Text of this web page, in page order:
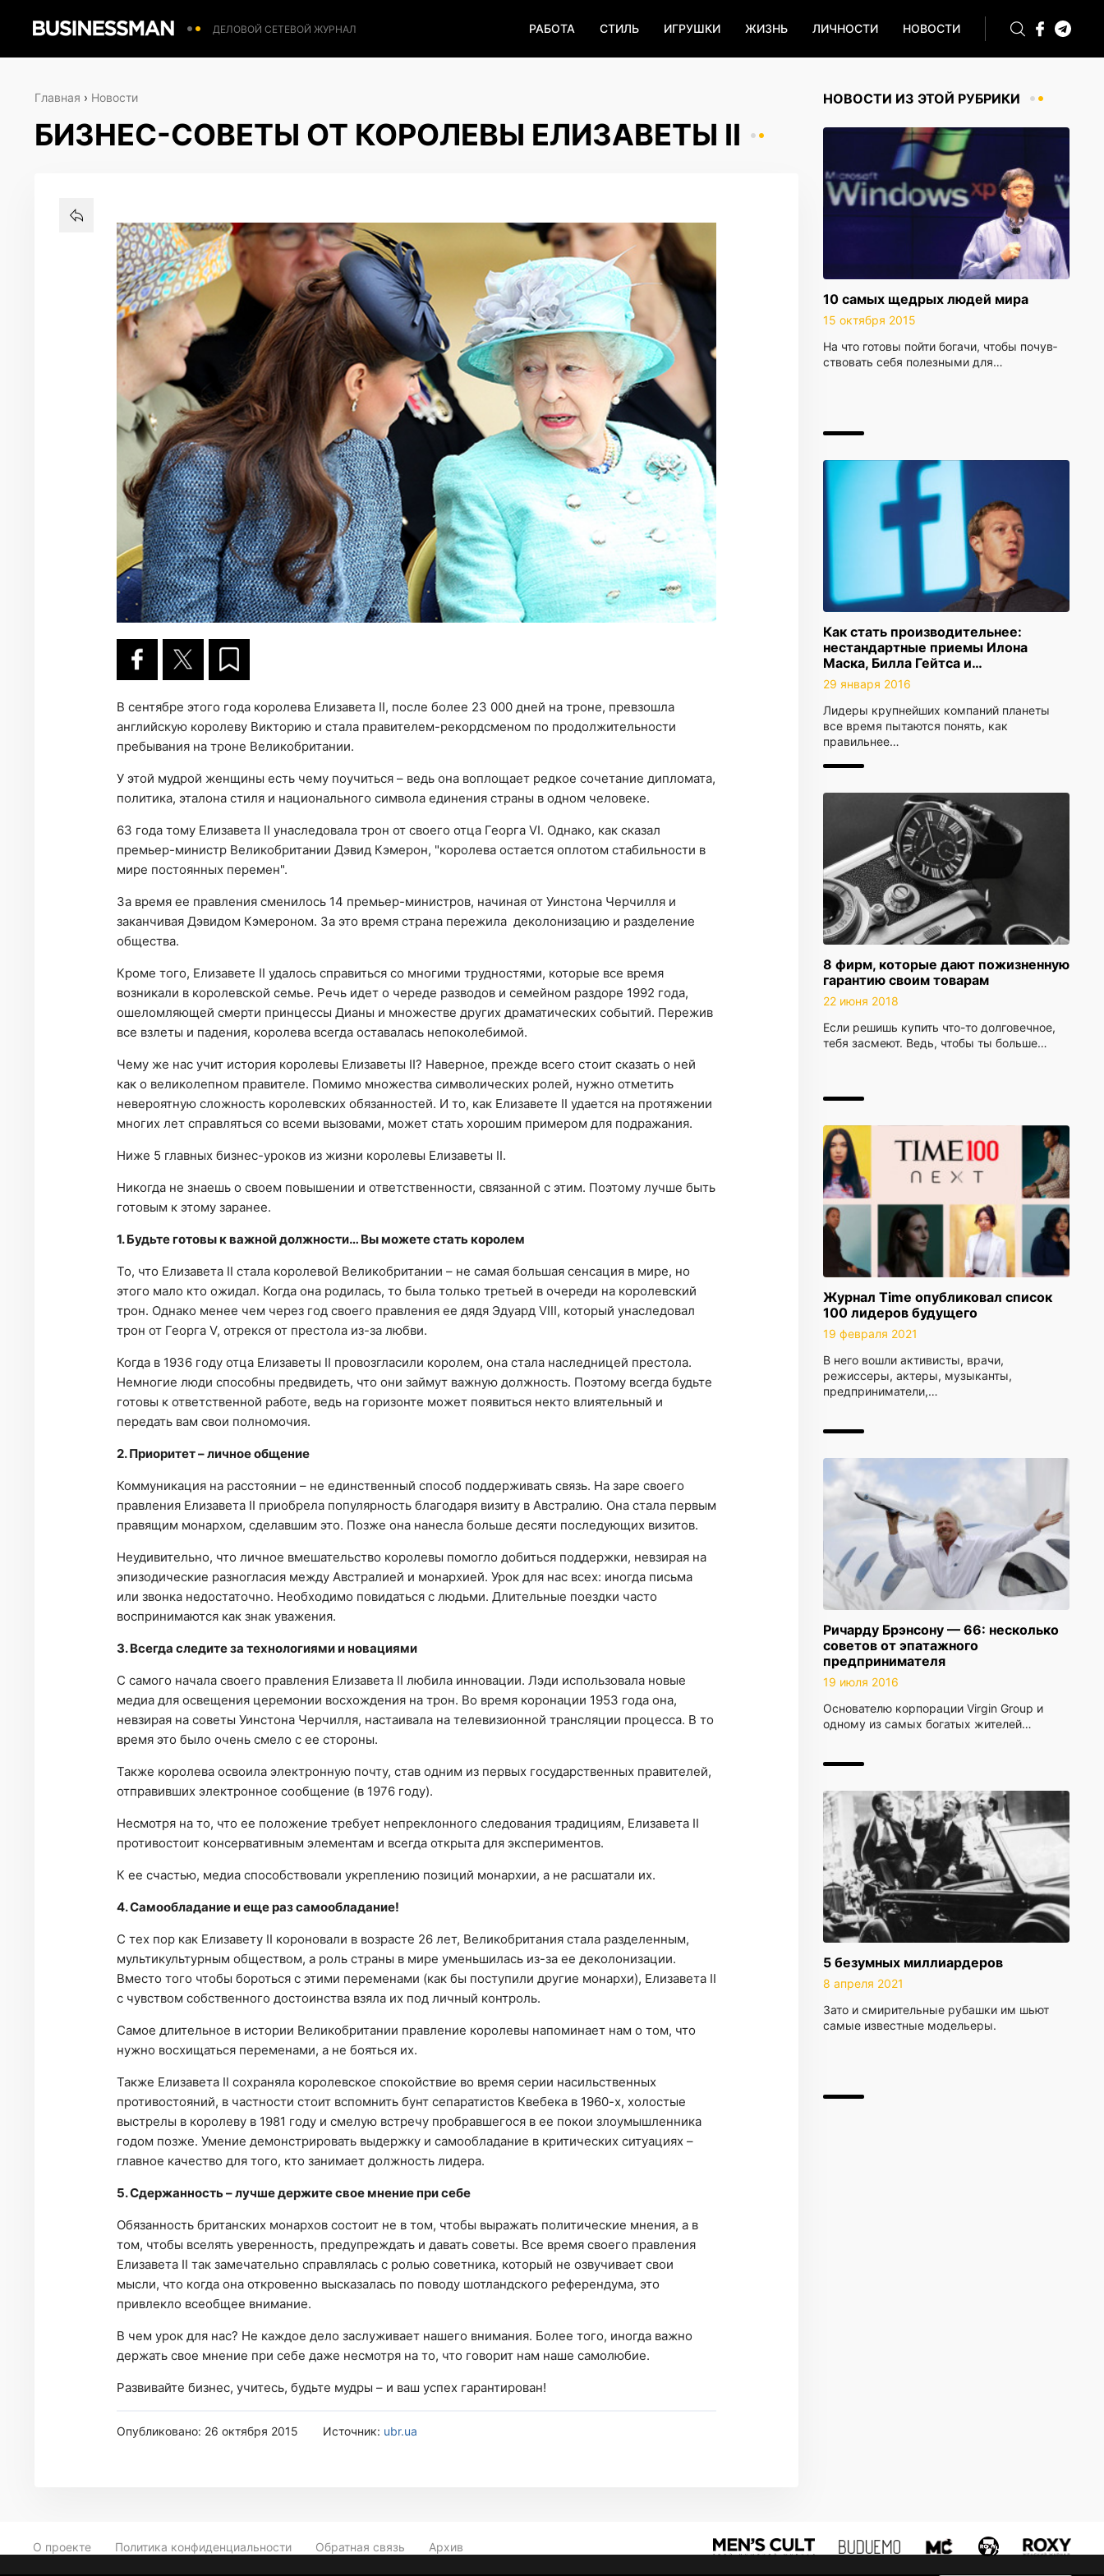
ДЕЛОВОЙ СЕТЕВОЙ ЖУРНАЛ РАБОТА СТИЛЬ ИГРУШКИ ЖИЗНЬ ЛИЧНОСТИ НОВОСТИ
НОВОСТИ ИЗ ЭТОЙ РУБРИКИ
10 самых щедрых людей мира
15 октября 2015
На что го­то­вы пойти бо­га­чи, чтобы по­чув­
ство­вать себя по­лез­ны­ми для…
Как стать производительнее:
нестандартные приемы Илона
Маска, Билла Гейтса и…
29 января 2016
Лидеры крупнейших компаний планеты
все время пытаются понять, как
правильнее…
8 фирм, которые дают пожизненную
гарантию своим товарам
22 июня 2018
Если решишь купить что-то долговечное,
тебя засмеют. Ведь, чтобы ты больше…
Журнал Time опубликовал список
100 лидеров будущего
19 февраля 2021
В него вошли активисты, врачи,
режиссеры, актеры, музыканты,
предприниматели,…
Ричарду Брэнсону — 66: несколько
советов от эпатажного
предпринимателя
19 июля 2016
Основателю корпорации Virgin Group и
одному из самых богатых жителей…
5 безумных миллиардеров
8 апреля 2021
Зато и смирительные рубашки им шьют
самые известные модельеры.
Главная › Новости
БИЗНЕС-СОВЕТЫ ОТ КОРОЛЕВЫ ЕЛИЗАВЕТЫ II
В сентябре этого года королева Елизавета II, после более 23 000 дней на троне, превзошла
английскую королеву Викторию и стала правителем-рекордсменом по продолжительности
пребывания на троне Великобритании.
У этой мудрой женщины есть чему поучиться – ведь она воплощает редкое сочетание дипломата,
политика, эталона стиля и национального символа единения страны в одном человеке.
63 года тому Елизавета II унаследовала трон от своего отца Георга VI. Однако, как сказал
премьер-министр Великобритании Дэвид Кэмерон, "королева остается оплотом стабильности в
мире постоянных перемен".
За время ее правления сменилось 14 премьер-министров, начиная от Уинстона Черчилля и
заканчивая Дэвидом Кэмероном. За это время страна пережила деколонизацию и разделение
общества.
Кроме того, Елизавете II удалось справиться со многими трудностями, которые все время
возникали в королевской семье. Речь идет о череде разводов и семейном раздоре 1992 года,
ошеломляющей смерти принцессы Дианы и множестве других драматических событий. Пережив
все взлеты и падения, королева всегда оставалась непоколебимой.
Чему же нас учит история королевы Елизаветы II? Наверное, прежде всего стоит сказать о ней
как о великолепном правителе. Помимо множества символических ролей, нужно отметить
невероятную сложность королевских обязанностей. И то, как Елизавете II удается на протяжении
многих лет справляться со всеми вызовами, может стать хорошим примером для подражания.
Ниже 5 главных бизнес-уроков из жизни королевы Елизаветы II.
Никогда не знаешь о своем повышении и ответственности, связанной с этим. Поэтому лучше быть
готовым к этому заранее.
1. Будьте готовы к важной должности… Вы можете стать королем
То, что Елизавета II стала королевой Великобритании – не самая большая сенсация в мире, но
этого мало кто ожидал. Когда она родилась, то была только третьей в очереди на королевский
трон. Однако менее чем через год своего правления ее дядя Эдуард VIII, который унаследовал
трон от Георга V, отрекся от престола из-за любви.
Когда в 1936 году отца Елизаветы II провозгласили королем, она стала наследницей престола.
Немногие люди способны предвидеть, что они займут важную должность. Поэтому всегда будьте
готовы к ответственной работе, ведь на горизонте может появиться некто влиятельный и
передать вам свои полномочия.
2. Приоритет – личное общение
Коммуникация на расстоянии – не единственный способ поддерживать связь. На заре своего
правления Елизавета II приобрела популярность благодаря визиту в Австралию. Она стала первым
правящим монархом, сделавшим это. Позже она нанесла больше десяти последующих визитов.
Неудивительно, что личное вмешательство королевы помогло добиться поддержки, невзирая на
эпизодические разногласия между Австралией и монархией. Урок для нас всех: иногда письма
или звонка недостаточно. Необходимо повидаться с людьми. Длительные поездки часто
воспринимаются как знак уважения.
3. Всегда следите за технологиями и новациями
С самого начала своего правления Елизавета II любила инновации. Лэди использовала новые
медиа для освещения церемонии восхождения на трон. Во время коронации 1953 года она,
невзирая на советы Уинстона Черчилля, настаивала на телевизионной трансляции процесса. В то
время это было очень смело с ее стороны.
Также королева освоила электронную почту, став одним из первых государственных правителей,
отправивших электронное сообщение (в 1976 году).
Несмотря на то, что ее положение требует непреклонного следования традициям, Елизавета II
противостоит консервативным элементам и всегда открыта для экспериментов.
К ее счастью, медиа способствовали укреплению позиций монархии, а не расшатали их.
4. Самообладание и еще раз самообладание!
С тех пор как Елизавету II короновали в возрасте 26 лет, Великобритания стала разделенным,
мультикультурным обществом, а роль страны в мире уменьшилась из-за ее деколонизации.
Вместо того чтобы бороться с этими переменами (как бы поступили другие монархи), Елизавета II
с чувством собственного достоинства взяла их под личный контроль.
Самое длительное в истории Великобритании правление королевы напоминает нам о том, что
нужно восхищаться переменами, а не бояться их.
Также Елизавета II сохраняла королевское спокойствие во время серии насильственных
противостояний, в частности стоит вспомнить бунт сепаратистов Квебека в 1960-х, холостые
выстрелы в королеву в 1981 году и смелую встречу пробравшегося в ее покои злоумышленника
годом позже. Умение демонстрировать выдержку и самообладание в критических ситуациях –
главное качество для того, кто занимает должность лидера.
5. Сдержанность – лучше держите свое мнение при себе
Обязанность британских монархов состоит не в том, чтобы выражать политические мнения, а в
том, чтобы вселять уверенность, предупреждать и давать советы. Все время своего правления
Елизавета II так замечательно справлялась с ролью советника, который не озвучивает свои
мысли, что когда она откровенно высказалась по поводу шотландского референдума, это
привлекло всеобщее внимание.
В чем урок для нас? Не каждое дело заслуживает нашего внимания. Более того, иногда важно
держать свое мнение при себе даже несмотря на то, что говорит нам наше самолюбие.
Развивайте бизнес, учитесь, будьте мудры – и ваш успех гарантирован!
Опубликовано: 26 октября 2015 Источник: ubr.ua
О проекте Политика конфиденциальности Обратная связь Архив